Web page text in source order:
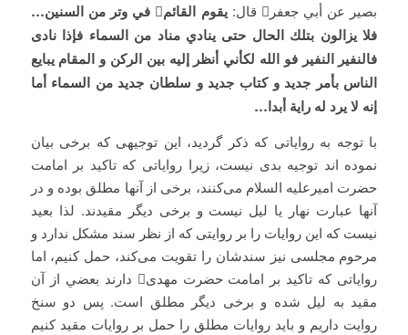
بصير عن أبي جعفر قال:
يقوم القائم في وتر من السنين…
فلا يزالون بتلك الحال حتى ينادي مناد من السماء فإذا نادى
فالنفير النفير فو الله لكأني أنظر إليه بين الركن و المقام يبايع
الناس بأمر جديد و كتاب جديد و سلطان جديد من السماء أما
إنه لا يرد له‏ راية أبدا…
با توجه به روایاتی که ذکر گردید، این توجیهی که برخی بیان
نموده اند توجیه بدی نیست، زیرا روایاتی که تاکید بر امامت
حضرت امیرعلیه السلام می‌کنند، برخی از آنها مطلق بوده و در
آنها عبارت نهار یا لیل نیست و برخی دیگر مقیدند. لذا بعید
نیست که این روایات را بر روایتی که از نظر سند مشکل ندارد و
مرحوم مجلسی نیز سندشان را تقویت می‌کند، حمل کنیم، اما
روایاتی که تاکید بر امامت حضرت مهدی دارند بعضي از آن
مقید به لیل شده و برخی دیگر مطلق است. پس دو سنخ
روایت داریم و باید روایات مطلق را حمل بر روایات مقید کنیم